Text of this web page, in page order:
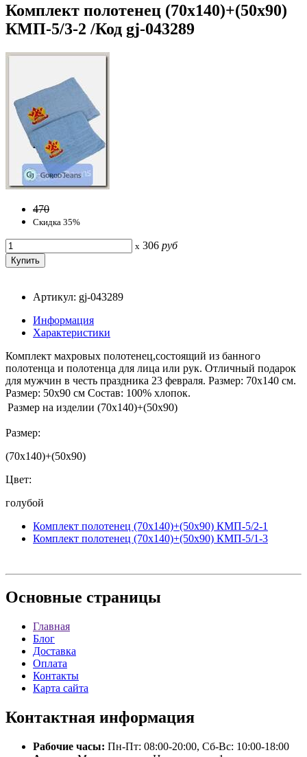
Комплект полотенец (70x140)+(50x90)
КМП-5/3-2 /Код gj-043289
470
Скидка 35%
x 306 руб
Артикул: gj-043289
Информация
Характеристики
Комплект махровых полотенец,состоящий из банного
полотенца и полотенца для лица или рук. Отличный подарок
для мужчин в честь праздника 23 февраля. Размер: 70х140 см.
Размер: 50х90 см Состав: 100% хлопок.
Размер на изделии (70x140)+(50x90)
Размер:
(70x140)+(50x90)
Цвет:
голубой
Комплект полотенец (70x140)+(50x90) КМП-5/2-1
Комплект полотенец (70x140)+(50x90) КМП-5/1-3
Основные страницы
Главная
Блог
Доставка
Оплата
Контакты
Карта сайта
Контактная информация
Рабочие часы: Пн-Пт: 08:00-20:00, Сб-Вс: 10:00-18:00